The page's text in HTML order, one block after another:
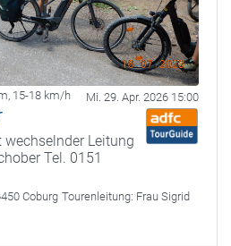
, 15-18 km/h Mi. 29. Apr. 2026 15:00
Leitung
Tel. 0151
Coburg Tourenleitung: Frau Sigrid